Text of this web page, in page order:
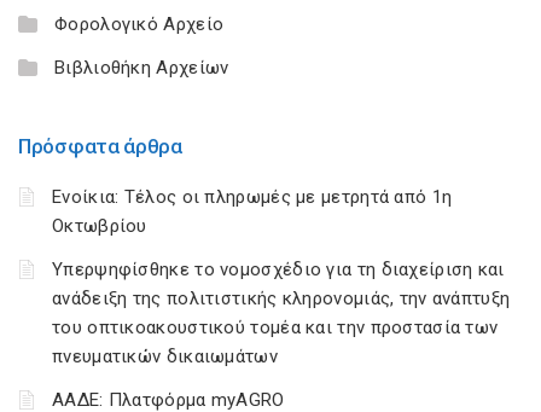
Φορολογικό Αρχείο
Βιβλιοθήκη Αρχείων
Πρόσφατα άρθρα
Ενοίκια: Τέλος οι πληρωμές με μετρητά από 1η
Οκτωβρίου
Υπερψηφίσθηκε το νομοσχέδιο για τη διαχείριση και
ανάδειξη της πολιτιστικής κληρονομιάς, την ανάπτυξη
του οπτικοακουστικού τομέα και την προστασία των
πνευματικών δικαιωμάτων
ΑΑΔΕ: Πλατφόρμα myAGRO